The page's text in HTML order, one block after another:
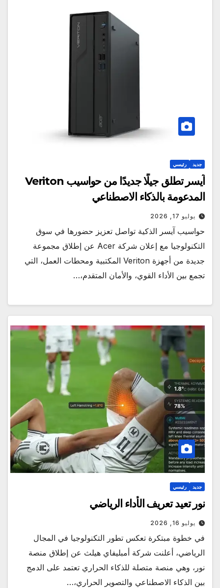
جديد رئيسي
آيسر تطلق جيلًا جديدًا من حواسيب Veriton
المدعومة بالذكاء الاصطناعي
يوليو 17, 2026
حواسيب آيسر الذكية تواصل تعزيز حضورها في سوق
التكنولوجيا مع إعلان شركة Acer عن إطلاق مجموعة
جديدة من أجهزة Veriton المكتبية ومحطات العمل، التي
تجمع بين الأداء القوي، والأمان المتقدم،…
جديد رئيسي
نور تعيد تعريف الأداء الرياضي
يوليو 16, 2026
في خطوة مبتكرة تعكس تطور التكنولوجيا في المجال
الرياضي، أعلنت شركة أمبليفاي هيلث عن إطلاق منصة
نور، وهي منصة متصلة للذكاء الحراري تعتمد على الدمج
بين الذكاء الاصطناعي والتصوير الحراري،…